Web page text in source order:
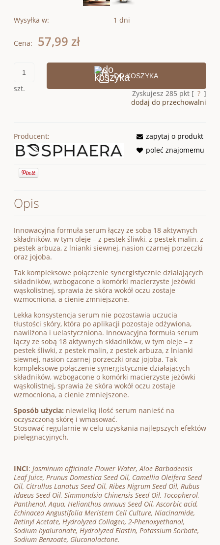
Wysyłka w: 1 dni
Cena: 57,99 zł
szt.
DO KOSZYKA
Zyskujesz 285 pkt [ ? ]
dodaj do przechowalni
Producent:
zapytaj o produkt
poleć znajomemu
Opis
Innowacyjna formuła serum łączy ze sobą 18 aktywnych
składników, w tym oleje – z pestek śliwki, z pestek malin, z
pestek arbuza, z lnianki siewnej, nasion czarnej porzeczki
oraz jojoba.
Tak kompleksowe połączenie synergistycznie działających
składników, wzbogacone o komórki macierzyste jeżówki
wąskolistnej, sprawia że skóra wokół oczu zostaje
wzmocniona, a cienie zmniejszone.
Lekka konsystencja serum nie pozostawia uczucia
tłustości skóry, która po aplikacji pozostaje odżywiona,
nawilżona i uelastyczniona. Innowacyjna formuła serum
łączy ze sobą 18 aktywnych składników, w tym oleje – z
pestek śliwki, z pestek malin, z pestek arbuza, z lnianki
siewnej, nasion czarnej porzeczki oraz jojoba. Tak
kompleksowe połączenie synergistycznie działających
składników, wzbogacone o komórki macierzyste jeżówki
wąskolistnej, sprawia że skóra wokół oczu zostaje
wzmocniona, a cienie zmniejszone.
Sposób użycia: niewielką ilość serum nanieść na
oczyszczoną skórę i wmasować.
Stosować regularnie w celu uzyskania najlepszych efektów
pielęgnacyjnych.
INCI: Jasminum officinale Flower Water, Aloe Barbadensis
Leaf Juice, Prunus Domestica Seed Oil, Camellia Oleifera Seed
Oil, Citrullus Lanatus Seed Oil, Ribes Nigrum Seed Oil, Rubus
Idaeus Seed Oil, Simmondsia Chinensis Seed Oil, Tocopherol,
Panthenol, Aqua, Helianthus annuus Seed Oil, Ascorbic acid,
Echinacea Angustifolia Meristem Cell Culture, Niacinamide,
Retinyl Acetate, Hydrolyzed Collagen, 2-Phenoxyethanol,
Sodium hyaluronate, Hydrolyzed Elastin, Potassium Sorbate,
Sodium Benzoate, Gluconolactone.